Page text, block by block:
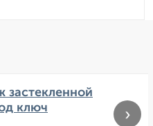
застекленной
ключ
›